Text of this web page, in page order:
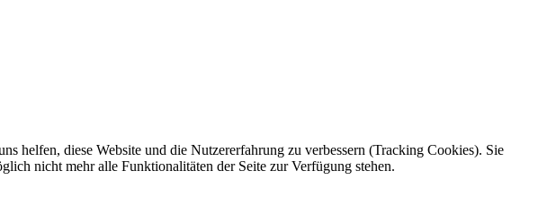
helfen, diese Website und die Nutzererfahrung zu verbessern (Tracking Cookies). Sie
nicht mehr alle Funktionalitäten der Seite zur Verfügung stehen.